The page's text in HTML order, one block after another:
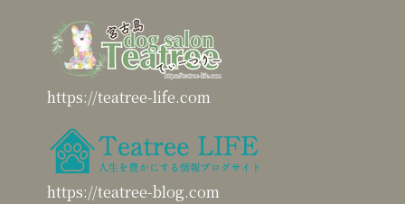
https://teatree-life.com
https://teatree-blog.com